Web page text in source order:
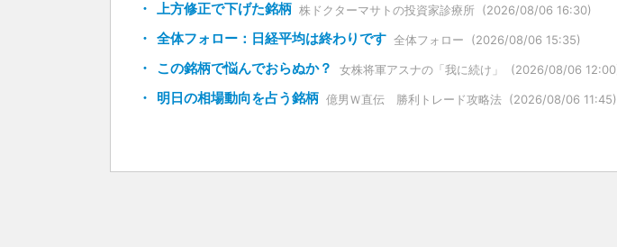
上方修正で下げた銘柄 株ドクターマサトの投資家診療所 (2026/08/06 16:30)
全体フォロー：日経平均は終わりです 全体フォロー (2026/08/06 15:35)
この銘柄で悩んでおらぬか？ 女株将軍アスナの「我に続け」 (2026/08/06
明日の相場動向を占う銘柄 億男Ｗ直伝 勝利トレード攻略法 (2026/08/06 11:45)